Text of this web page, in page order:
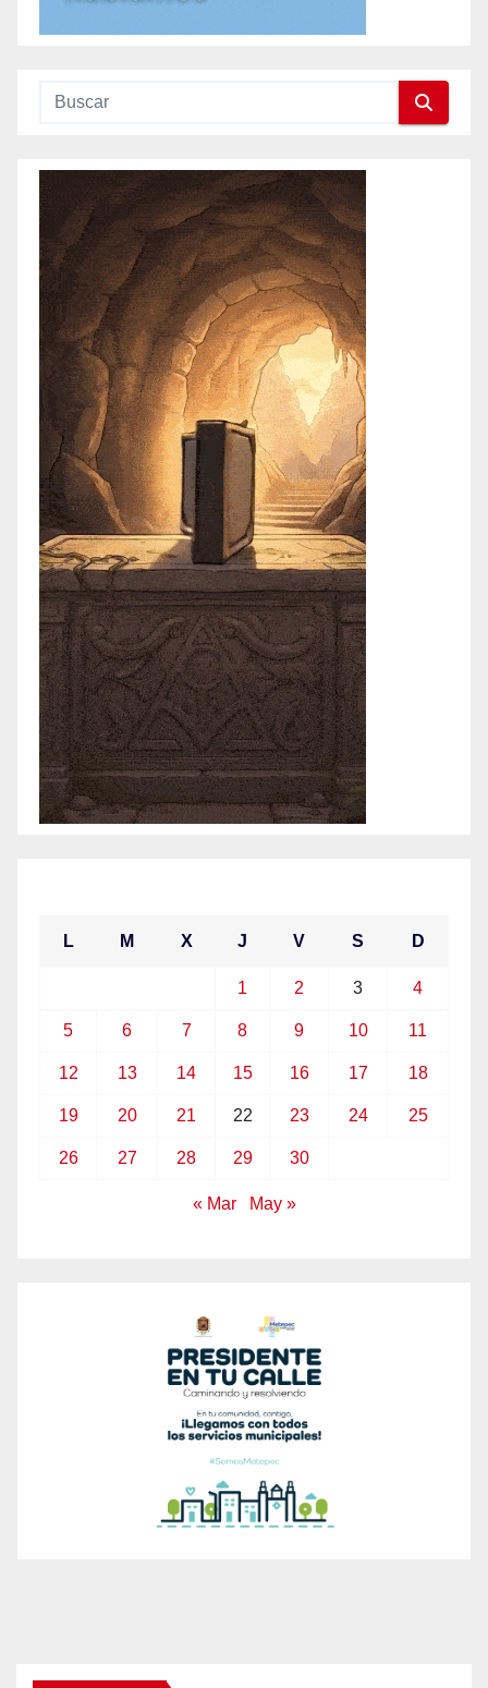
L M X J V S D
1 2 3 4
5 6 7 8 9 10 11
12 13 14 15 16 17 18
19 20 21 22 23 24 25
26 27 28 29 30
« Mar May »